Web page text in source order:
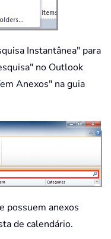
Instantânea" para
no Outlook
Anexos" na guia
possuem anexos
de calendário.